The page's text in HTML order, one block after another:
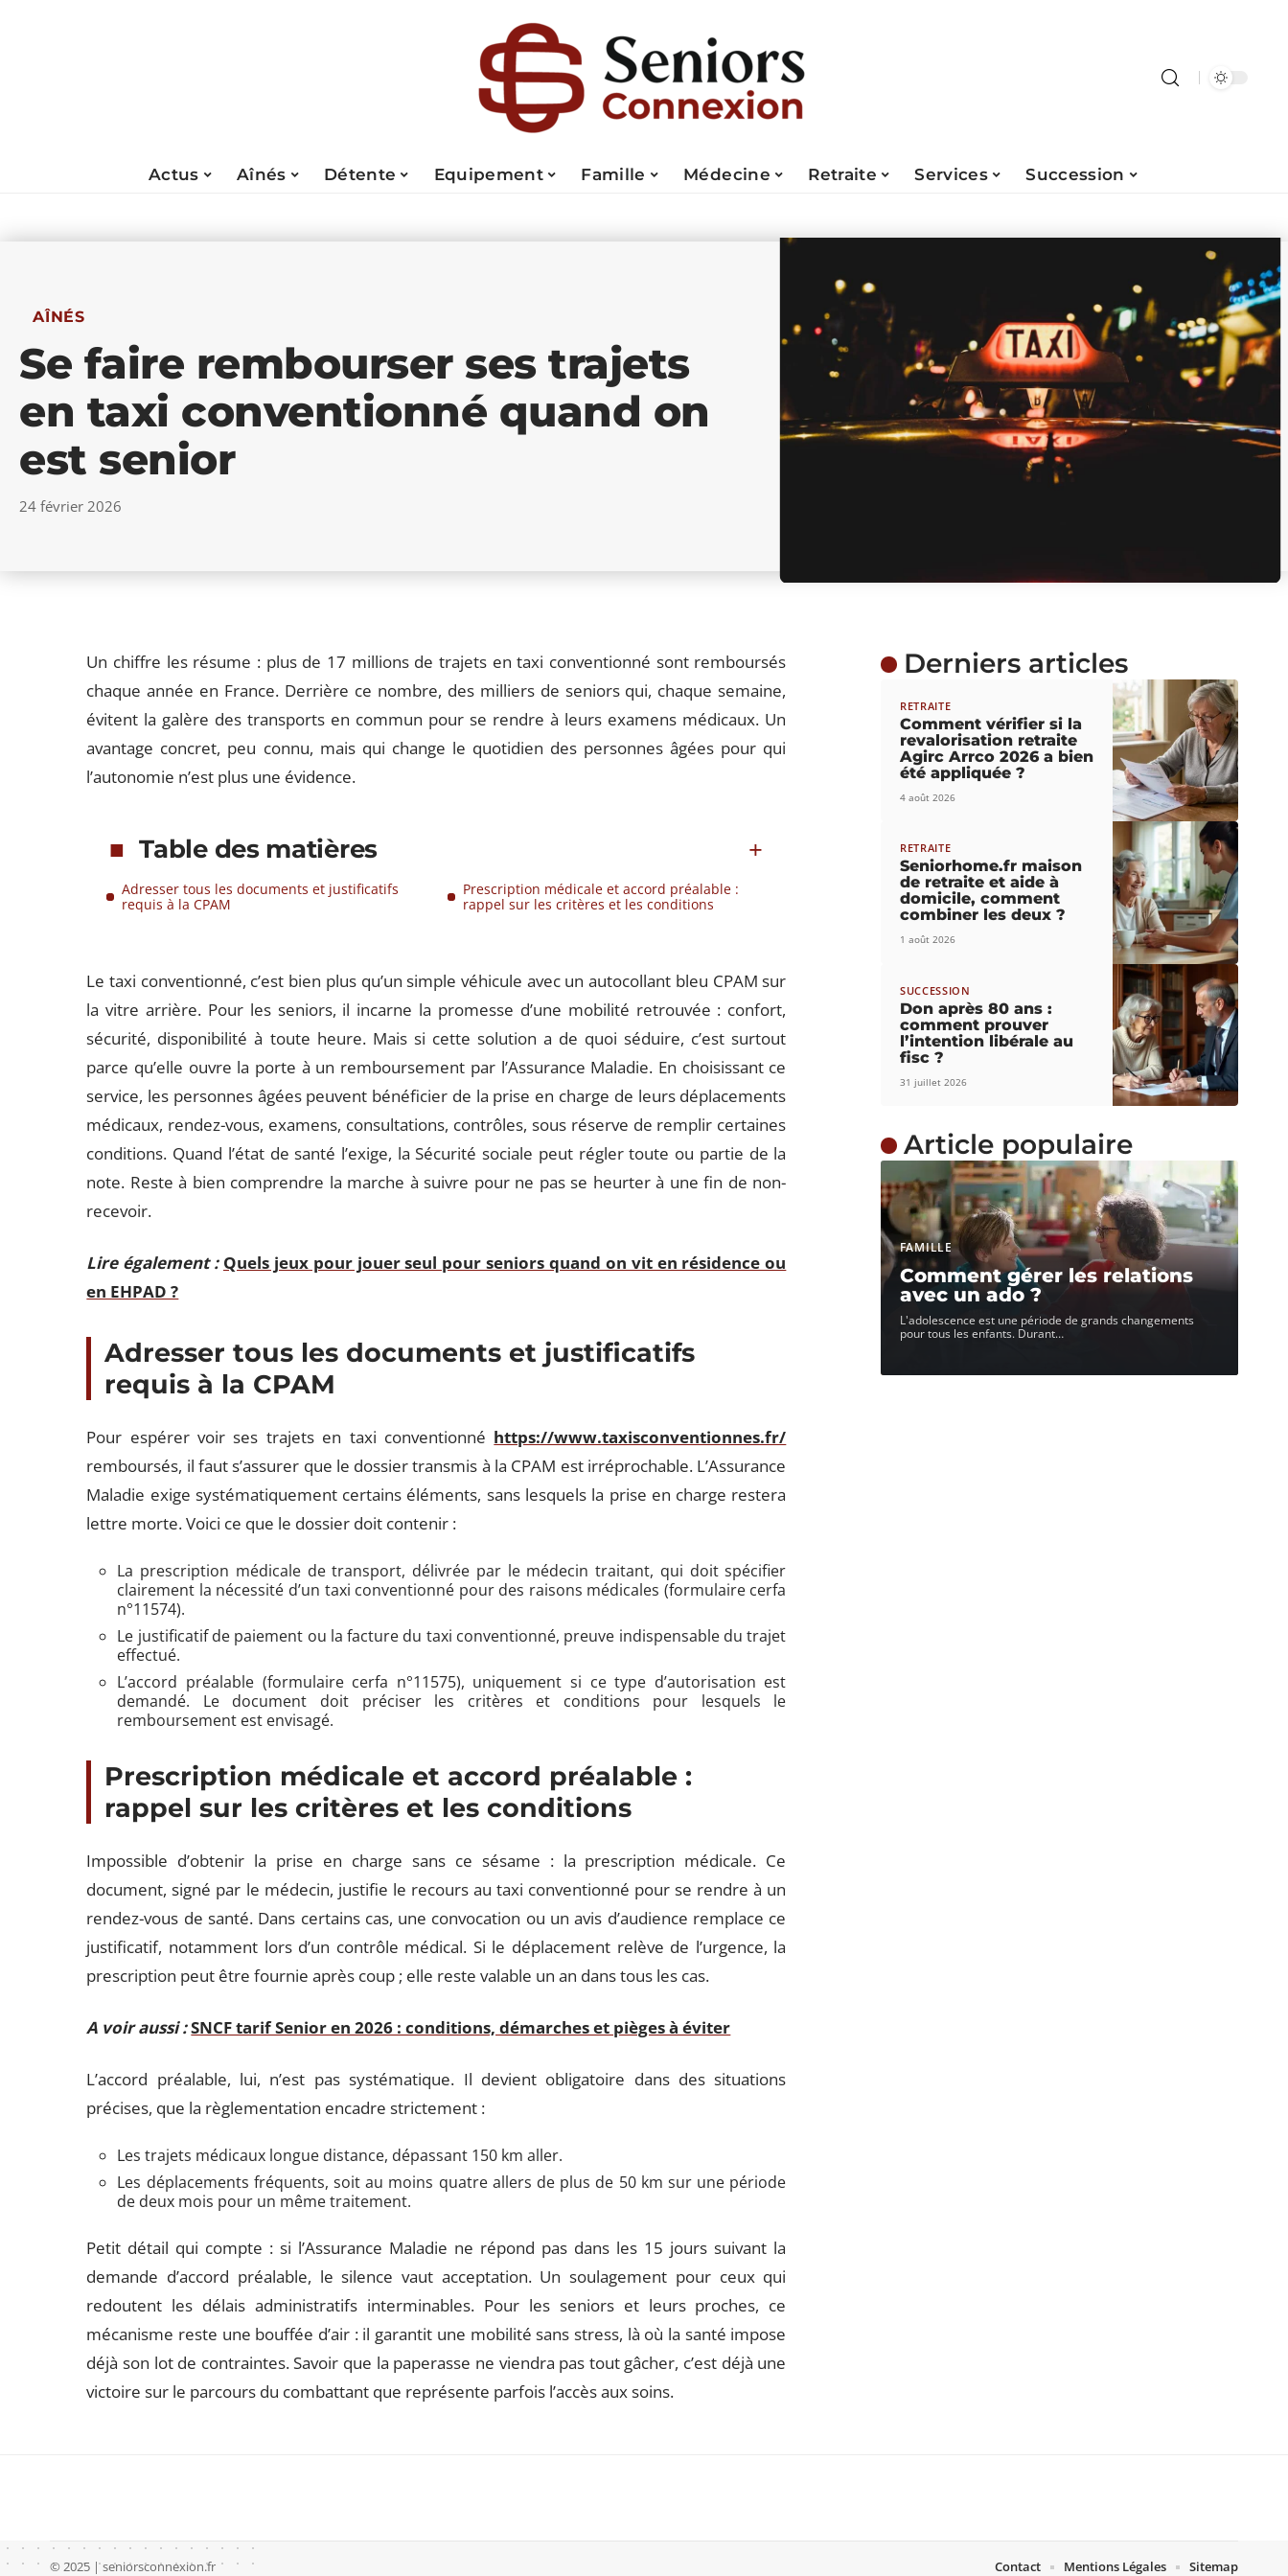
Actus Aînés Détente Equipement Famille Médecine Retraite Services Succession
AÎNÉS
Se faire rembourser ses trajets
en taxi conventionné quand on
est senior
24 février 2026
Un chiffre les résume : plus de 17 millions de trajets en taxi conventionné sont remboursés
chaque année en France. Derrière ce nombre, des milliers de seniors qui, chaque semaine,
évitent la galère des transports en commun pour se rendre à leurs examens médicaux. Un
avantage concret, peu connu, mais qui change le quotidien des personnes âgées pour qui
l’autonomie n’est plus une évidence.
Table des matières
Adresser tous les documents et justificatifs
requis à la CPAM
Prescription médicale et accord préalable :
rappel sur les critères et les conditions
Le taxi conventionné, c’est bien plus qu’un simple véhicule avec un autocollant bleu CPAM sur
la vitre arrière. Pour les seniors, il incarne la promesse d’une mobilité retrouvée : confort,
sécurité, disponibilité à toute heure. Mais si cette solution a de quoi séduire, c’est surtout
parce qu’elle ouvre la porte à un remboursement par l’Assurance Maladie. En choisissant ce
service, les personnes âgées peuvent bénéficier de la prise en charge de leurs déplacements
médicaux, rendez-vous, examens, consultations, contrôles, sous réserve de remplir certaines
conditions. Quand l’état de santé l’exige, la Sécurité sociale peut régler toute ou partie de la
note. Reste à bien comprendre la marche à suivre pour ne pas se heurter à une fin de non-
recevoir.
Lire également : Quels jeux pour jouer seul pour seniors quand on vit en résidence ou
en EHPAD ?
Adresser tous les documents et justificatifs
requis à la CPAM
Pour espérer voir ses trajets en taxi conventionné https://www.taxisconventionnes.fr/
remboursés, il faut s’assurer que le dossier transmis à la CPAM est irréprochable. L’Assurance
Maladie exige systématiquement certains éléments, sans lesquels la prise en charge restera
lettre morte. Voici ce que le dossier doit contenir :
La prescription médicale de transport, délivrée par le médecin traitant, qui doit spécifier
clairement la nécessité d’un taxi conventionné pour des raisons médicales (formulaire cerfa
n°11574).
Le justificatif de paiement ou la facture du taxi conventionné, preuve indispensable du trajet
effectué.
L’accord préalable (formulaire cerfa n°11575), uniquement si ce type d’autorisation est
demandé. Le document doit préciser les critères et conditions pour lesquels le
remboursement est envisagé.
Prescription médicale et accord préalable :
rappel sur les critères et les conditions
Impossible d’obtenir la prise en charge sans ce sésame : la prescription médicale. Ce
document, signé par le médecin, justifie le recours au taxi conventionné pour se rendre à un
rendez-vous de santé. Dans certains cas, une convocation ou un avis d’audience remplace ce
justificatif, notamment lors d’un contrôle médical. Si le déplacement relève de l’urgence, la
prescription peut être fournie après coup ; elle reste valable un an dans tous les cas.
A voir aussi :SNCF tarif Senior en 2026 : conditions, démarches et pièges à éviter
L’accord préalable, lui, n’est pas systématique. Il devient obligatoire dans des situations
précises, que la règlementation encadre strictement :
Les trajets médicaux longue distance, dépassant 150 km aller.
Les déplacements fréquents, soit au moins quatre allers de plus de 50 km sur une période
de deux mois pour un même traitement.
Petit détail qui compte : si l’Assurance Maladie ne répond pas dans les 15 jours suivant la
demande d’accord préalable, le silence vaut acceptation. Un soulagement pour ceux qui
redoutent les délais administratifs interminables. Pour les seniors et leurs proches, ce
mécanisme reste une bouffée d’air : il garantit une mobilité sans stress, là où la santé impose
déjà son lot de contraintes. Savoir que la paperasse ne viendra pas tout gâcher, c’est déjà une
victoire sur le parcours du combattant que représente parfois l’accès aux soins.
Derniers articles
RETRAITE
Comment vérifier si la
revalorisation retraite
Agirc Arrco 2026 a bien
été appliquée ?
4 août 2026
RETRAITE
Seniorhome.fr maison
de retraite et aide à
domicile, comment
combiner les deux ?
1 août 2026
SUCCESSION
Don après 80 ans :
comment prouver
l’intention libérale au
fisc ?
31 juillet 2026
Article populaire
FAMILLE
Comment gérer les relations
avec un ado ?
L'adolescence est une période de grands changements
pour tous les enfants. Durant…
© 2025 | seniorsconnexion.fr Contact Mentions Légales Sitemap